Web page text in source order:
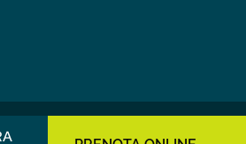
rights reserved.